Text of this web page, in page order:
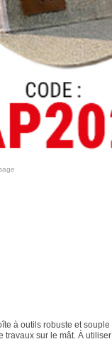
à outils robuste et
travaux sur le mât. À